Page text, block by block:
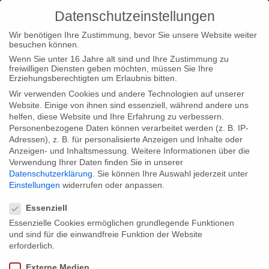
Home Typ|News
Weltpremiere „Art’s Home is my Kassel –
100 Tage documenta-Stadt“
Weltpremiere „Art’s Home is my Kassel
– 100 Tage documenta-Stadt“
Der Dokumentarfilm „Art’s Home is my Kassel – 100 Tage
documenta-Stadt“ der beiden Kasseler Schwestern Katrin und
Datenschutzeinstellungen
Wir benötigen Ihre Zustimmung, bevor Sie unsere Website weiter
besuchen können.
Wenn Sie unter 16 Jahre alt sind und Ihre Zustimmung zu
freiwilligen Diensten geben möchten, müssen Sie Ihre
Erziehungsberechtigten um Erlaubnis bitten.
Wir verwenden Cookies und andere Technologien auf unserer
Website. Einige von ihnen sind essenziell, während andere uns
helfen, diese Website und Ihre Erfahrung zu verbessern.
Personenbezogene Daten können verarbeitet werden (z. B. IP-
Adressen), z. B. für personalisierte Anzeigen und Inhalte oder
Anzeigen- und Inhaltsmessung. Weitere Informationen über die
Verwendung Ihrer Daten finden Sie in unserer
Datenschutzerklärung
Sie können Ihre Auswahl jederzeit unter
Einstellungen widerrufen oder anpassen.
Essenziell
Essenzielle Cookies ermöglichen grundlegende Funktionen
und sind für die einwandfreie Funktion der Website
erforderlich.